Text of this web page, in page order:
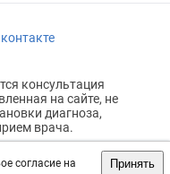
согласие на
Принять
консультация
на сайте, не
диагноза,
врача.